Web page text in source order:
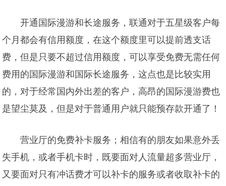
开通国际漫游和长途服务，联通对于五星级客户每
个月都会有信用额度，在这个额度里可以提前透支话
费，但是只要不超过信用额度，可以享受免费无需任何
费用的国际漫游和国际长途服务，这点也是比较实用
的，对于经常国内外出差的客户，高昂的国际漫游费也
是望尘莫及，但是对于普通用户就只能预存款开通了！
营业厅的免费补卡服务；相信有的朋友如果意外丢
失手机，或者手机卡时，既要面对人流量超多营业厅，
又要面对只有冲话费才可以补卡的服务或者收取补卡的